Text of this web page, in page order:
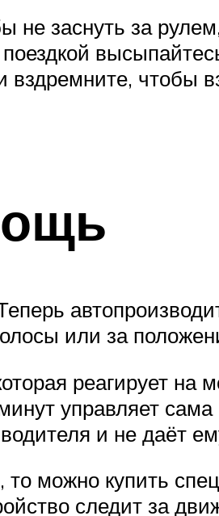
не заснуть за
чтобы
или за
реагирует на
управляет
и не даёт
можно купить
следит за